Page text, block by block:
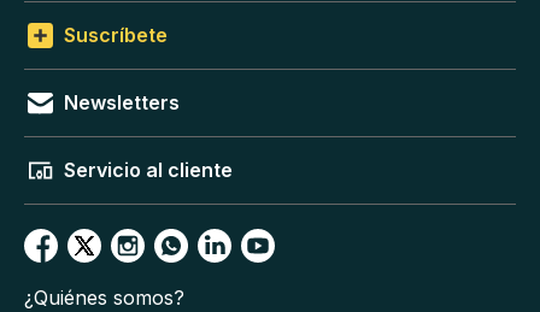
Suscríbete
Newsletters
Servicio al cliente
¿Quiénes somos?